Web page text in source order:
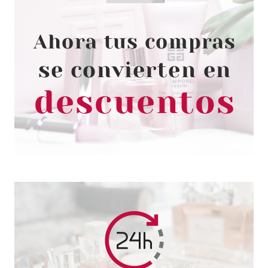
ESSENCE
ESSENCE BABY GOT BLUSH
COLORETE EN STICK 50
CHERRY CHERRY BABY
Pvr 3.79€
-12%
desde
3.35€